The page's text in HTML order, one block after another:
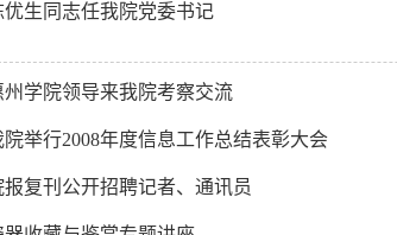
优生同志任我院党委书记
州学院领导来我院考察交流
院举行2008年度信息工作总结表彰大会
报复刊公开招聘记者、通讯员